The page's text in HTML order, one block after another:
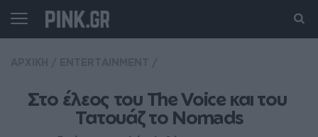
Στο έλεος του The Voice και του
Τατουάζ το Nomads